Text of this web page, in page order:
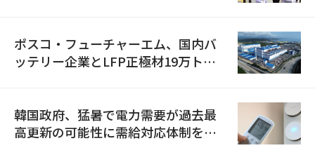
ポスコ・フューチャーエム、国内バ
ッテリー企業とLFP正極材19万トン
韓国政府、猛暑で電力需要が過去最
高更新の可能性に需給対応体制を点